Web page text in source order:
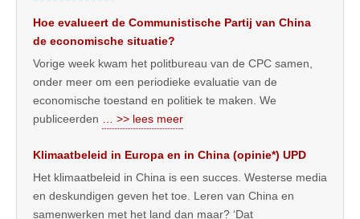
Hoe evalueert de Communistische Partij van China
de economische situatie?
Vorige week kwam het politbureau van de CPC samen,
onder meer om een periodieke evaluatie van de
economische toestand en politiek te maken. We
publiceerden … >> lees meer
Klimaatbeleid in Europa en in China (opinie*) UPD
Het klimaatbeleid in China is een succes. Westerse media
en deskundigen geven het toe. Leren van China en
samenwerken met het land dan maar? ‘Dat